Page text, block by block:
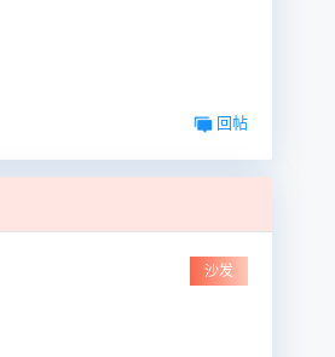
回帖
沙发